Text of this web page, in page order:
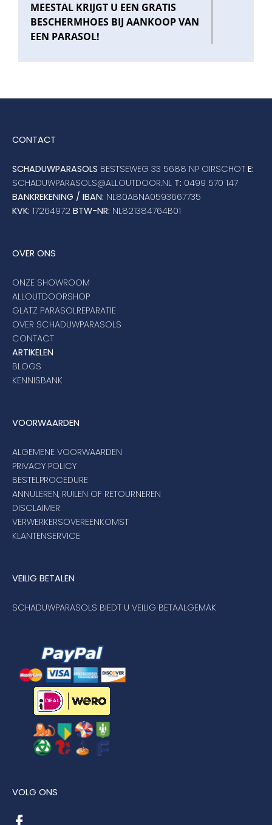
MEESTAL KRIJGT U EEN GRATIS
BESCHERMHOES BIJ AANKOOP VAN
EEN PARASOL!
CONTACT
SCHADUWPARASOLS BESTSEWEG 33 5688 NP OIRSCHOT E:
SCHADUWPARASOLS@ALLOUTDOOR.NL T: 0499 570 147
BANKREKENING / IBAN: NL80ABNA0593667735
KVK: 17264972 BTW-NR: NL821384764B01
OVER ONS
ONZE SHOWROOM
ALLOUTDOORSHOP
GLATZ PARASOLREPARATIE
OVER SCHADUWPARASOLS
CONTACT
ARTIKELEN
BLOGS
KENNISBANK
VOORWAARDEN
ALGEMENE VOORWAARDEN
PRIVACY POLICY
BESTELPROCEDURE
ANNULEREN, RUILEN OF RETOURNEREN
DISCLAIMER
VERWERKERSOVEREENKOMST
KLANTENSERVICE
VEILIG BETALEN
SCHADUWPARASOLS BIEDT U VEILIG BETAALGEMAK
VOLG ONS